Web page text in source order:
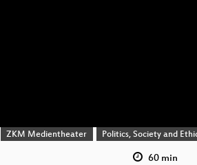
ZKM Medientheater Politics, Society and
60 min